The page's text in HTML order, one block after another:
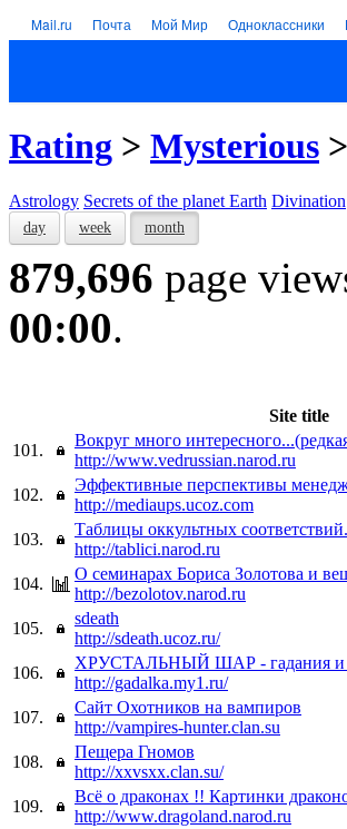
Mail.ru Почта Мой Мир Одноклассники
Rating > Mysterious >
Astrology Secrets of the planet Earth Divination
day week month
879,696 page
00:00.
Site title
101.
Вокруг много
http://www.vedrussian.narod.ru
102.
Эффективные перспективы
http://mediaups.ucoz.com
103.
Таблицы оккультных
http://tablici.narod.ru
104.
О семинарах Бориса Золотова и
http://bezolotov.narod.ru
105.
sdeath
http://sdeath.ucoz.ru/
106.
ХРУСТАЛЬНЫЙ ШАР - гадания и
http://gadalka.my1.ru/
107.
Сайт Охотников на вампиров
http://vampires-hunter.clan.su
108.
Пещера Гномов
http://xxvsxx.clan.su/
109.
Всё о драконах !! Картинки
http://www.dragoland.narod.ru